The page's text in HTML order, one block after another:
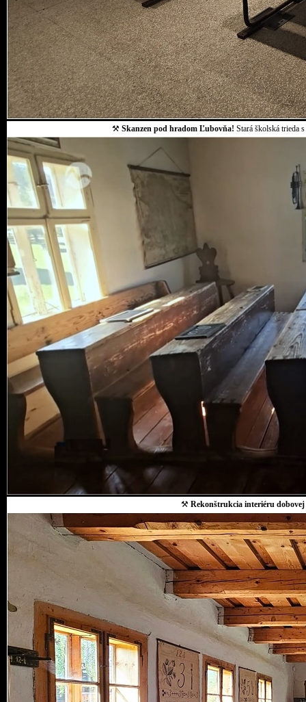
⚒ Skanzen pod hradom Ľubovňa! Stará školská trieda
⚒ Rekonštrukcia interiéru